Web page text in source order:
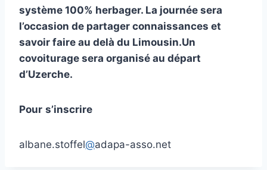
système 100% herbager. La journée sera
l’occasion de partager connaissances et
savoir faire au delà du Limousin.Un
covoiturage sera organisé au départ
d’Uzerche.
Pour s’inscrire
albane.stoffel@adapa-asso.net